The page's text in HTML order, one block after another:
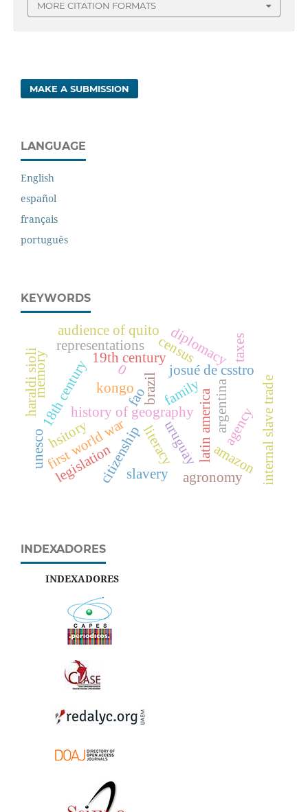
MORE CITATION FORMATS
MAKE A SUBMISSION
LANGUAGE
English
español
français
português
KEYWORDS
josué de csstro
fao
history of geography
kongo
literacy
diplomacy
18th century 19th century
argentina
first world war latin america
brazil
representations
audience of quito
0
citizenship
census taxes
amazon
unesco uruguay
slavery
haraldi sioli
agronomy internal slave trade
family
legislation
agency
memory
hsitory
INDEXADORES
INDEXADORES